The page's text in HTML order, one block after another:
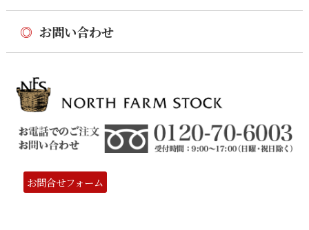
◎ お問い合わせ
お問合せフォーム